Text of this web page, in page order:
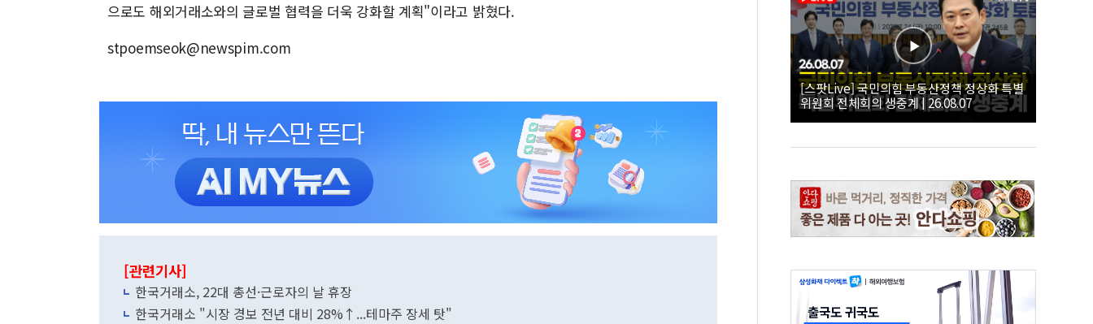
으로도 해외거래소와의 글로벌 협력을 더욱 강화할 계획"이라고 밝혔다.
stpoemseok@newspim.com
[관련기사]
한국거래소, 22대 총선·근로자의 날 휴장
한국거래소 "시장 경보 전년 대비 28%↑...테마주 장세 탓"
[스팟Live] 국민의힘 부동산정책 정상화 특별
위원회 전체회의 생중계 | 26.08.07